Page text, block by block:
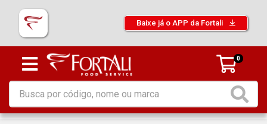
Baixe já o APP da Fortali
0